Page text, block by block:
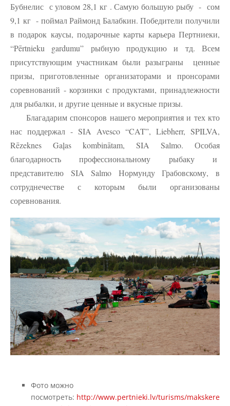
Бубнелис с уловом 28,1 кг . Самую большую рыбу - сом
9,1 кг - поймал Раймонд Балабкин. Победители получили
в подарок каусы, подарочные карты карьера Пертниеки,
“Pērtnieku gardumu” рыбную продукцию и тд. Всем
присутствующим участникам были разыграны ценные
призы, приготовленные организаторами и пронсорами
соревнований - корзинки с продуктами, принадлежности
для рыбалки, и другие ценные и вкусные призы.
Благадарим спонсоров нашего мероприятия и тех кто
нас поддержал - SIA Avesco “CAT”, Liebherr, SPILVA,
Rēzeknes Gaļas kombinātam, SIA Salmo. Особая
благодарность профессиональному рыбаку и
представителю SIA Salmo Нормунду Грабовскому, в
сотруднечестве с которым были организованы
соревнования.
Фото можно
посмотреть: http://www.pertnieki.lv/turisms/makskere